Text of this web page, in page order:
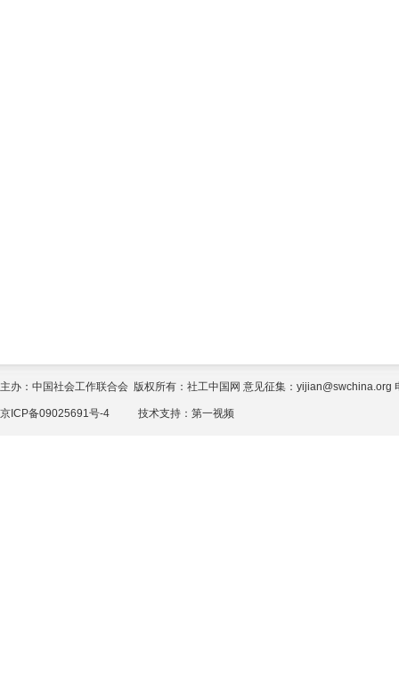
主办：中国社会工作联合会 版权所有：社工中国网 意见征集：yijian@swchina.org
京ICP备09025691号-4 技术支持： 第一视频